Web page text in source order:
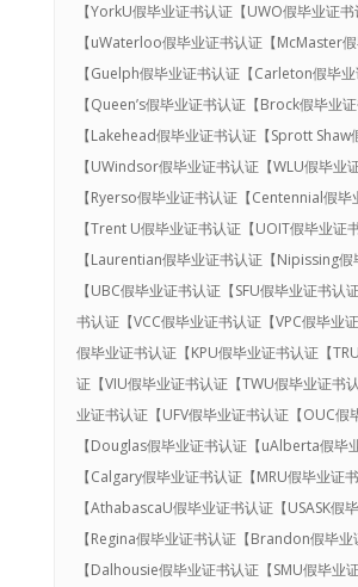
【YorkU假毕业证书认证【UWO假毕业证
【uWaterloo假毕业证书认证【McMaster
【Guelph假毕业证书认证【Carleton假毕
【Queen’s假毕业证书认证【Brock假毕业
【Lakehead假毕业证书认证【Sprott Shaw
【UWindsor假毕业证书认证【WLU假毕业
【Ryerso假毕业证书认证【Centennial假毕
【Trent U假毕业证书认证【UOIT假毕业证
【Laurentian假毕业证书认证【Nipissing
【UBC假毕业证书认证【SFU假毕业证书认
书认证【VCC假毕业证书认证【VPC假毕业
假毕业证书认证【KPU假毕业证书认证【
证【VIU假毕业证书认证【TWU假毕业证书
业证书认证【UFV假毕业证书认证【OUC假
【Douglas假毕业证书认证【uAlberta假毕
【Calgary假毕业证书认证【MRU假毕业证
【AthabascaU假毕业证书认证【USASK假
【Regina假毕业证书认证【Brandon假毕业
【Dalhousie假毕业证书认证【SMU假毕业